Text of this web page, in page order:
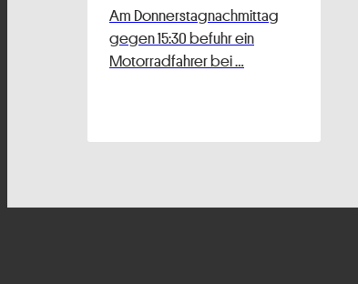
Am Donnerstagnachmittag
gegen 15:30 befuhr ein
Motorradfahrer bei …